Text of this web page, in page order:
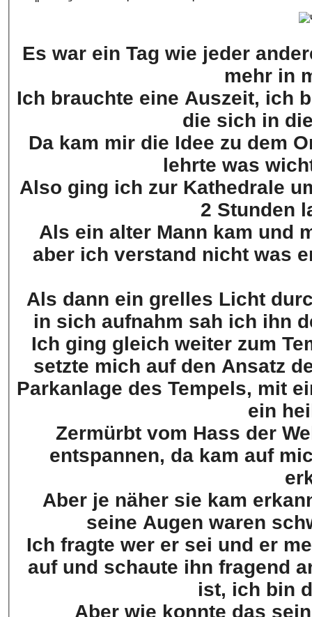
Es war ein Tag wie jeder
mehr in
Ich brauchte eine Auszeit, ich
die sich in
Da kam mir die Idee zu dem
lehrte was
Also ging ich zur Kathedrale
2 Stunden
Als ein alter Mann kam und
aber ich verstand nicht was
Als dann ein grelles Licht
in sich aufnahm sah ich ihn
Ich ging gleich weiter zum
setzte mich auf den Ansatz
Parkanlage des Tempels, mit
ein
Zermürbt vom Hass der
entspannen, da kam auf
Aber je näher sie kam
seine Augen waren
Ich fragte wer er sei und er
auf und schaute ihn fragend
ist, ich bin
Aber wie konnte das